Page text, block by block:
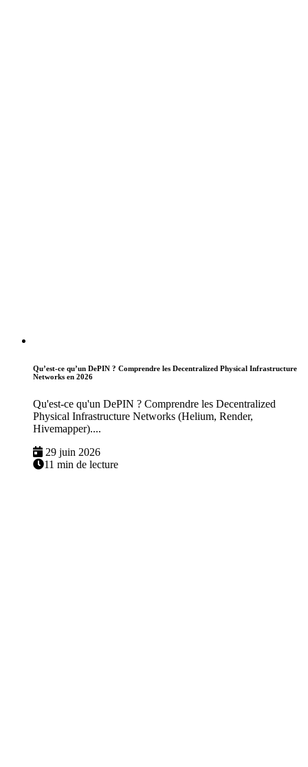
Qu’est-ce qu’un DePIN ? Comprendre les Decentralized Physical Infrastructure
Networks en 2026
Qu'est-ce qu'un DePIN ? Comprendre les Decentralized
Physical Infrastructure Networks (Helium, Render,
Hivemapper)....
29 juin 2026
11 min de lecture